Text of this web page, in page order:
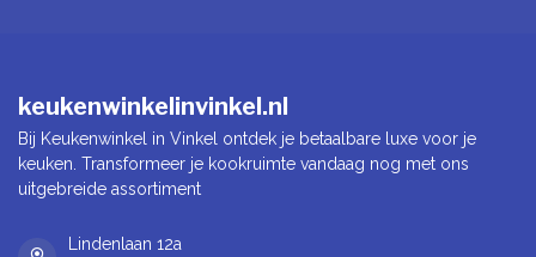
keukenwinkelinvinkel.nl
Bij Keukenwinkel in Vinkel ontdek je betaalbare luxe voor je
keuken. Transformeer je kookruimte vandaag nog met ons
uitgebreide assortiment
Lindenlaan 12a